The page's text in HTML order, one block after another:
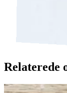
Relaterede